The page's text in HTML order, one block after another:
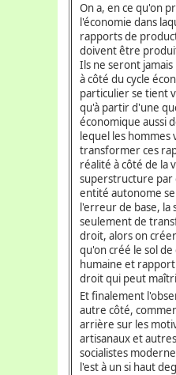
On a, en ce qu'on
l'économie dans
rapports de
doivent être
Ils ne seront
à côté du cycle
particulier se tient
qu'à partir d'une
économique aussi
lequel les
transformer ces
réalité à côté de la
superstructure par
entité autonome
l'erreur de base, la
seulement de
droit, alors on
qu'on créé le sol
humaine et
droit qui peut
Et finalement
autre côté,
arrière sur les
artisanaux et
socialistes
l'est à un si haut